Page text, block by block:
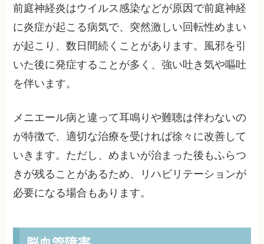
前庭神経炎はウイルス感染などが原因で前庭神経
に炎症が起こる病気で、突然激しい回転性めまい
が起こり、数日間続くことがあります。風邪を引
いた後に発症することが多く、強い吐き気や嘔吐
を伴います。
メニエール病と違って耳鳴りや難聴は伴わないの
が特徴で、適切な治療を受ければ徐々に改善して
いきます。ただし、めまいが治まった後もふらつ
きが残ることがあるため、リハビリテーションが
必要になる場合もあります。